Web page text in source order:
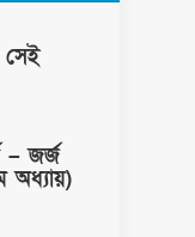
সেই
– জর্জ
অধ্যায়)